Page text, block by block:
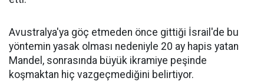
Avustralya'ya göç etmeden önce gittiği İsrail'de bu
yöntemin yasak olması nedeniyle 20 ay hapis yatan
Mandel, sonrasında büyük ikramiye peşinde
koşmaktan hiç vazgeçmediğini belirtiyor.